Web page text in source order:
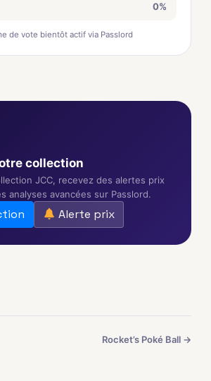
0%
de vote bientôt actif via Passlord
collection
JCC, recevez des alertes prix
analyses avancées sur Passlord.
Alerte prix
Rocket’s Poké Ball →